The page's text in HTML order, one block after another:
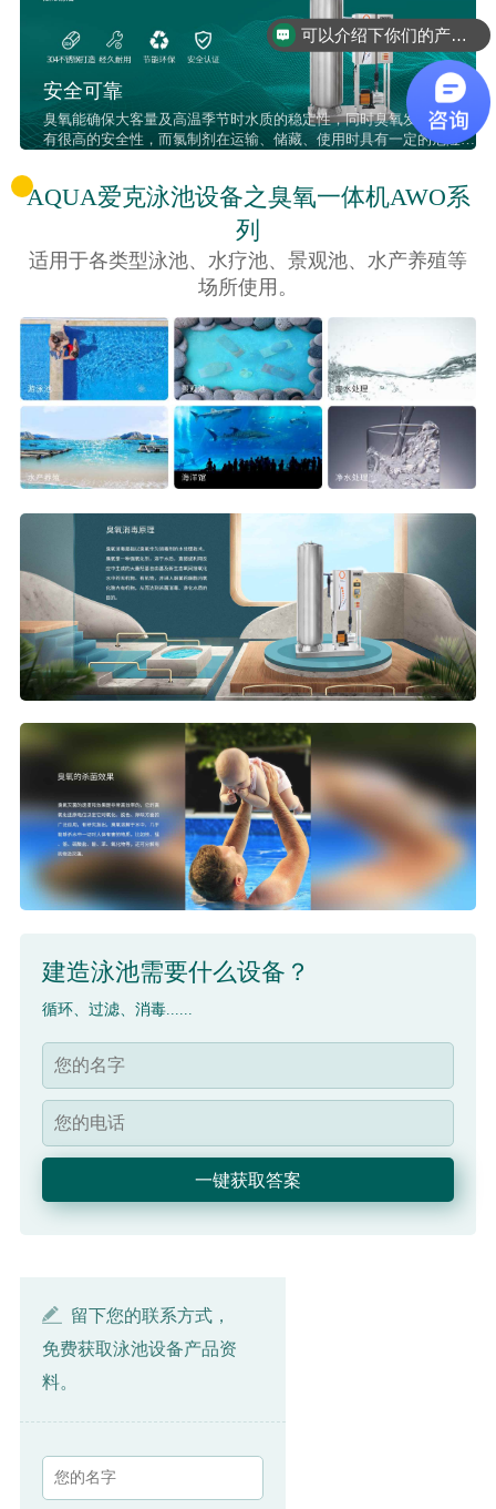
安全可靠
臭氧能确保大客量及高温季节时水质的稳定性，同时臭氧发一体机具
有很高的安全性，而氯制剂在运输、储藏、使用时具有一定的危险
AQUA爱克泳池设备之臭氧一体机AWO系
列
适用于各类型泳池、水疗池、景观池、水产养殖等
场所使用。
建造泳池需要什么设备？
循环、过滤、消毒......
留下您的联系方式，
免费获取泳池设备产品资
料。
可以介绍下你们的产品么